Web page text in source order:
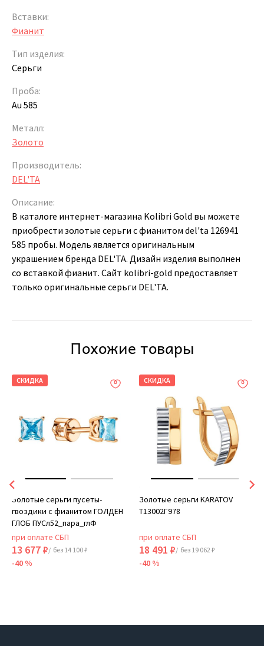
Вставки:
Фианит
Тип изделия:
Серьги
Проба:
Au 585
Металл:
Золото
Производитель:
DEL'TA
Описание:
В каталоге интернет-магазина Kolibri Gold вы можете
приобрести золотые серьги с фианитом del'ta 126941
585 пробы. Модель является оригинальным
украшением бренда DEL'TA. Дизайн изделия выполнен
со вставкой фианит. Сайт kolibri-gold предоставляет
только оригинальные серьги DEL'TA.
Похожие товары
СКИДКА
Золотые серьги пусеты-
гвоздики с фианитом ГОЛДЕН
ГЛОБ ПУСл52_пара_глФ
при оплате СБП
13 677 ₽/ без 14 100 ₽
-40 %
СКИДКА
Золотые серьги KARATOV
Т13002Г978
при оплате СБП
18 491 ₽/ без 19 062 ₽
-40 %